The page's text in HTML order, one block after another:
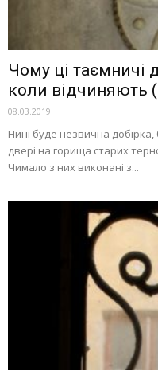
Чому ці таємничі
коли відчиняють
08.03.2019
Нині буде незвична
двері на горища старих
Чимало з них виконані з...